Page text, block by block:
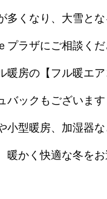
多くなり、大雪と
プラザにご相談くだ
暖房の【フル暖エア
バックもございます
小型暖房、加湿器
暖かく快適な冬をお